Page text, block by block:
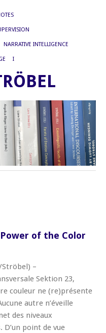
NARRATIVE INTELLIGENCE
I
of the Color
–
Sektion 23,
couleur ne (re)présente
autre n’éveille
des niveaux
point de vue